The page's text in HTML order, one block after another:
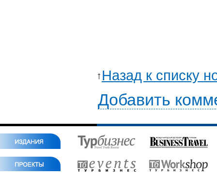
Назад к списку
Добавить